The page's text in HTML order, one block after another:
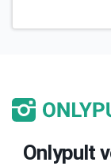
Onlypult